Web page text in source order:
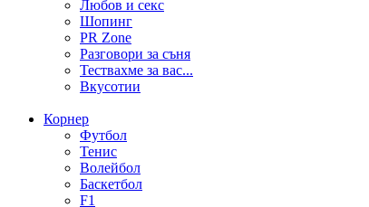
Любов и секс
Шопинг
PR Zone
Разговори за съня
Тествахме за вас...
Вкусотии
Корнер
Футбол
Тенис
Волейбол
Баскетбол
F1